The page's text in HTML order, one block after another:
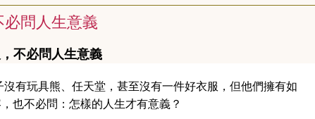
問人生意義
不必問人生意義
有玩具熊、任天堂，甚至沒有一件好衣服，但他們擁有如
也不必問：怎樣的人生才有意義？